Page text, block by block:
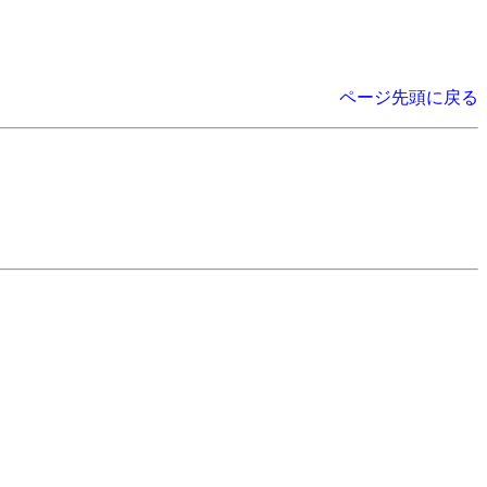
ページ先頭に戻る